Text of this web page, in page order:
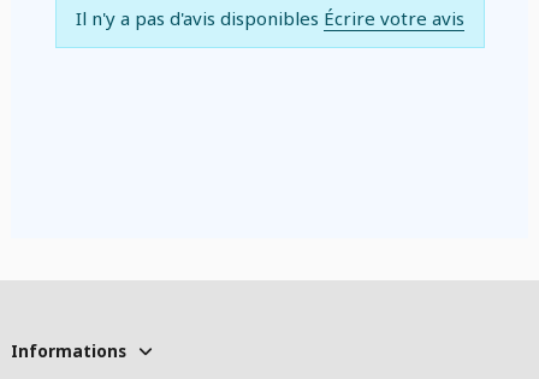
Il n'y a pas d'avis disponibles Écrire votre avis
Informations